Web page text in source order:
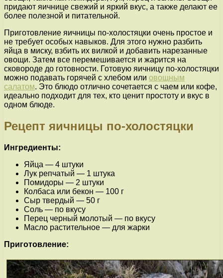
придают яичнице свежий и яркий вкус, а также делают ее
более полезной и питательной.
Приготовление яичницы по-холостяцки очень простое и
не требует особых навыков. Для этого нужно разбить
яйца в миску, взбить их вилкой и добавить нарезанные
овощи. Затем все перемешивается и жарится на
сковороде до готовности. Готовую яичницу по-холостяцки
можно подавать горячей с хлебом или овощным
салатом. Это блюдо отлично сочетается с чаем или кофе,
идеально подходит для тех, кто ценит простоту и вкус в
одном блюде.
Рецепт яичницы по-холостяцки
Ингредиенты:
Яйца — 4 штуки
Лук репчатый — 1 штука
Помидоры — 2 штуки
Колбаса или бекон — 100 г
Сыр твердый — 50 г
Соль — по вкусу
Перец черный молотый — по вкусу
Масло растительное — для жарки
Приготовление: